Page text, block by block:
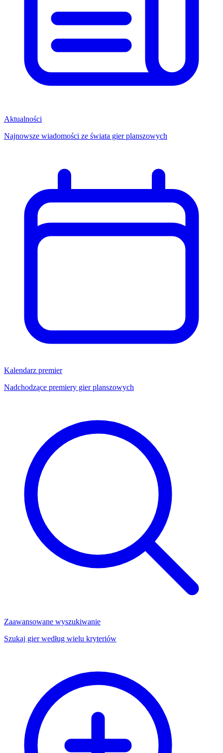
Aktualności
Najnowsze wiadomości ze świata gier planszowych
Kalendarz premier
Nadchodzące premiery gier planszowych
Zaawansowane wyszukiwanie
Szukaj gier według wielu kryteriów